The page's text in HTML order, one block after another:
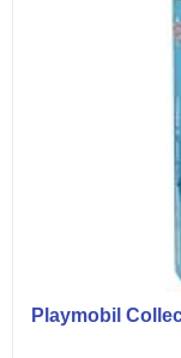
Playmobil